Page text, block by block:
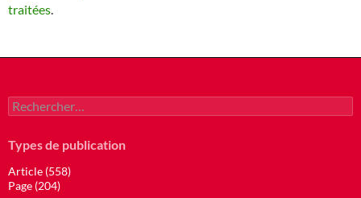
traitées
Rechercher :
Types de publication
Article (558)
Page (204)